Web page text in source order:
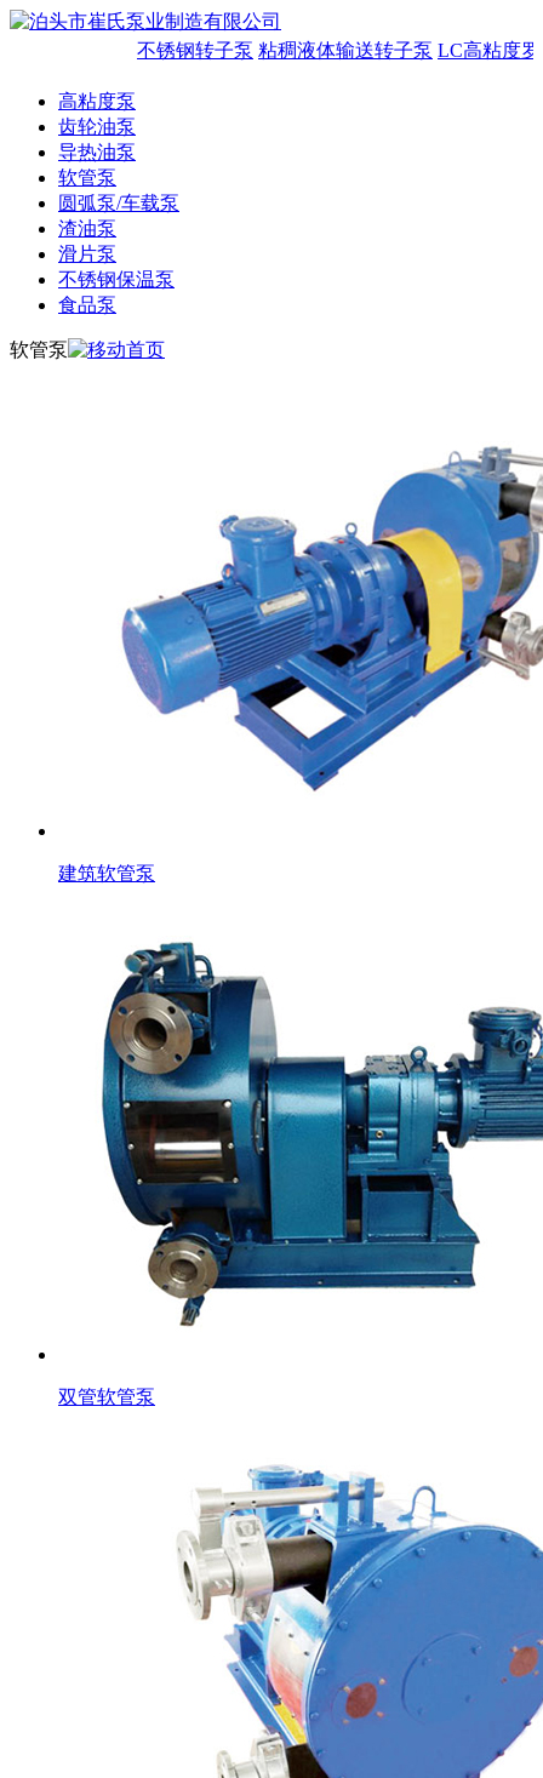
不锈钢转子泵 粘稠液体输送转子泵 LC高粘度罗
高粘度泵
齿轮油泵
导热油泵
软管泵
圆弧泵/车载泵
渣油泵
滑片泵
不锈钢保温泵
食品泵
软管泵
建筑软管泵
双管软管泵